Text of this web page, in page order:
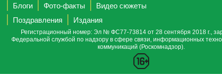
Блоги
Фото-факты
Видео сюжеты
Поздравления
Издания
Регистрационный номер: Эл № ФС77-73814 от 28 сентября 2018 г.,
Федеральной службой по надзору в сфере связи, информационных
коммуникаций (Роскомнадзор).